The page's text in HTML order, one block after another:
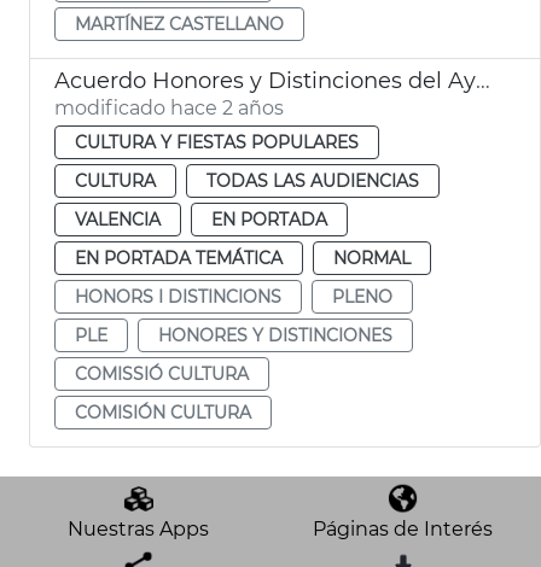
MARTÍNEZ CASTELLANO
Acuerdo Honores y Distinciones del Ayuntamiento
modificado hace 2 años
CULTURA Y FIESTAS POPULARES
CULTURA
TODAS LAS AUDIENCIAS
VALENCIA
EN PORTADA
EN PORTADA TEMÁTICA
NORMAL
HONORS I DISTINCIONS
PLENO
PLE
HONORES Y DISTINCIONES
COMISSIÓ CULTURA
COMISIÓN CULTURA
Nuestras Apps Páginas de Interés